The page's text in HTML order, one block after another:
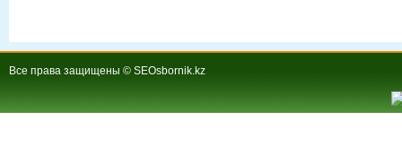
Все права защищены © SEOsbornik.kz